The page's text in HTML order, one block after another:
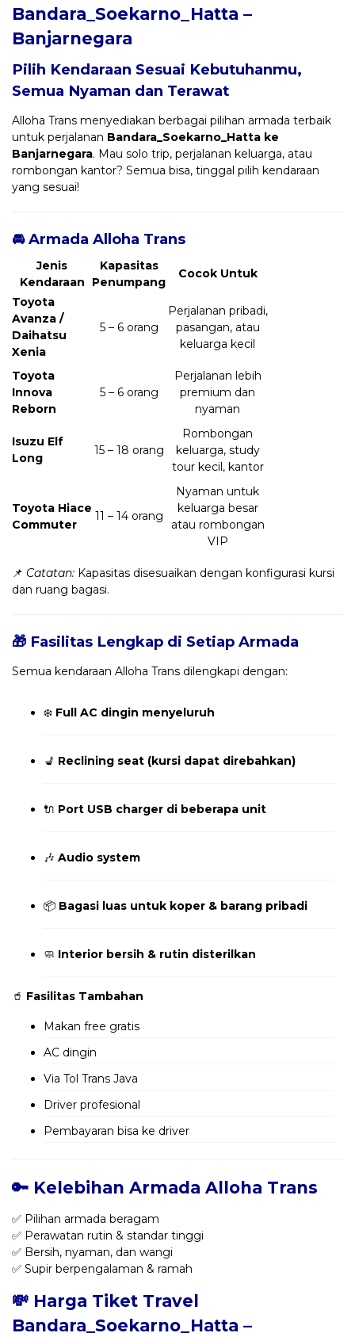
Bandara_Soekarno_Hatta –
Banjarnegara
Pilih Kendaraan Sesuai Kebutuhanmu,
Semua Nyaman dan Terawat
Alloha Trans menyediakan berbagai pilihan armada terbaik
untuk perjalanan Bandara_Soekarno_Hatta ke
Banjarnegara. Mau solo trip, perjalanan keluarga, atau
rombongan kantor? Semua bisa, tinggal pilih kendaraan
yang sesuai!
🚘 Armada Alloha Trans
Jenis
Kendaraan
Kapasitas
Penumpang
Cocok Untuk
Toyota
Avanza /
Daihatsu
Xenia
5 – 6 orang
Perjalanan pribadi,
pasangan, atau
keluarga kecil
Toyota
Innova
Reborn
5 – 6 orang
Perjalanan lebih
premium dan
nyaman
Isuzu Elf
Long
15 – 18 orang
Rombongan
keluarga, study
tour kecil, kantor
Toyota Hiace
Commuter
11 – 14 orang
Nyaman untuk
keluarga besar
atau rombongan
VIP
📌 Catatan: Kapasitas disesuaikan dengan konfigurasi kursi
dan ruang bagasi.
🎁 Fasilitas Lengkap di Setiap Armada
Semua kendaraan Alloha Trans dilengkapi dengan:
❄️ Full AC dingin menyeluruh
💺 Reclining seat (kursi dapat direbahkan)
🔌 Port USB charger di beberapa unit
🎶 Audio system
📦 Bagasi luas untuk koper & barang pribadi
🧼 Interior bersih & rutin disterilkan
🥤 Fasilitas Tambahan
Makan free gratis
AC dingin
Via Tol Trans Java
Driver profesional
Pembayaran bisa ke driver
🔑 Kelebihan Armada Alloha Trans
✅ Pilihan armada beragam
✅ Perawatan rutin & standar tinggi
✅ Bersih, nyaman, dan wangi
✅ Supir berpengalaman & ramah
💸 Harga Tiket Travel
Bandara_Soekarno_Hatta –